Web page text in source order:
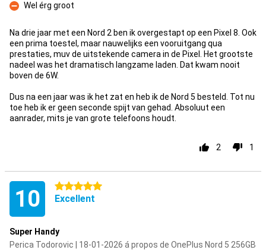
Contre
Wel érg groot
Na drie jaar met een Nord 2 ben ik overgestapt op een Pixel 8. Ook
een prima toestel, maar nauwelijks een vooruitgang qua
prestaties, muv de uitstekende camera in de Pixel. Het grootste
nadeel was het dramatisch langzame laden. Dat kwam nooit
boven de 6W.
Dus na een jaar was ik het zat en heb ik de Nord 5 besteld. Tot nu
toe heb ik er geen seconde spijt van gehad. Absoluut een
aanrader, mits je van grote telefoons houdt.
2 1
10 5 étoiles
Excellent
Super Handy
Perica Todorovic | 18-01-2026 á propos de OnePlus Nord 5 256GB